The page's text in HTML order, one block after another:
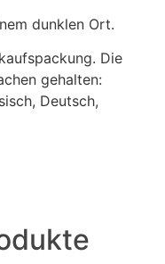
dunklen Ort.
Die
gehalten:
Deutsch,